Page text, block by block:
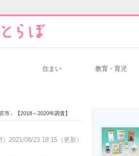
経営リーダーのコミュニティ
住まい 教育・育児
」【2018～2020年調査】
2021/08/23 18:15（更新）